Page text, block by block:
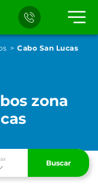
Cabo San Lucas
zona
Buscar